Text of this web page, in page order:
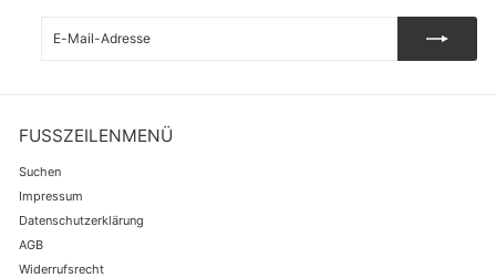
Mail-
FUSSZEILENMENÜ
Suchen
Impressum
Datenschutzerklärung
AGB
Widerrufsrecht